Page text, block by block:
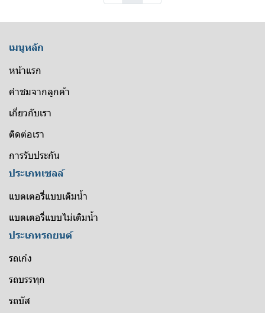
เมนูหลัก
หน้าแรก
คำชมจากลูกค้า
เกี่ยวกับเรา
ติดต่อเรา
การรับประกัน
ประเภทเซลล์
แบตเตอรี่แบบเติมน้ำ
แบตเตอรี่แบบไม่เติมน้ำ
ประเภทรถยนต์
รถเก๋ง
รถบรรทุก
รถบัส